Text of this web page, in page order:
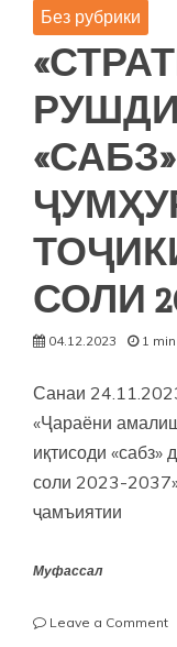
Без рубрики
СОЛИ
04.12.2023 1
Санаи
«Ҷараёни
иқтисоди «сабз»
соли 2023-
ҷамъиятии
Муфассал
Leave a Commenton